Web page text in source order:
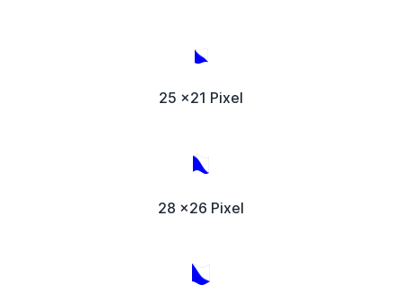
25 x21 Pixel
28 x26 Pixel